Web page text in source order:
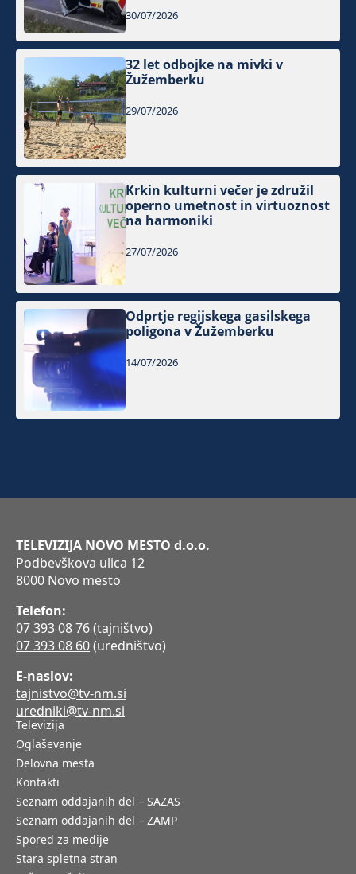
30/07/2026
32 let odbojke na mivki v
Žužemberku
29/07/2026
Krkin kulturni večer je združil
operno umetnost in virtuoznost
na harmoniki
27/07/2026
Odprtje regijskega gasilskega
poligona v Žužemberku
14/07/2026
TELEVIZIJA NOVO MESTO d.o.o.
Podbevškova ulica 12
8000 Novo mesto
Telefon:
07 393 08 76(tajništvo)
07 393 08 60(uredništvo)
E-naslov:
tajnistvo@tv-nm.si
uredniki@tv-nm.si
Televizija
Oglaševanje
Delovna mesta
Kontakti
Seznam oddajanih del – SAZAS
Seznam oddajanih del – ZAMP
Spored za medije
Stara spletna stran